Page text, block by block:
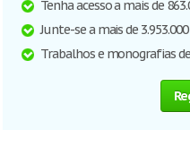
Tenha acesso a mais de
Junte-se a mais de
Trabalhos e monografias